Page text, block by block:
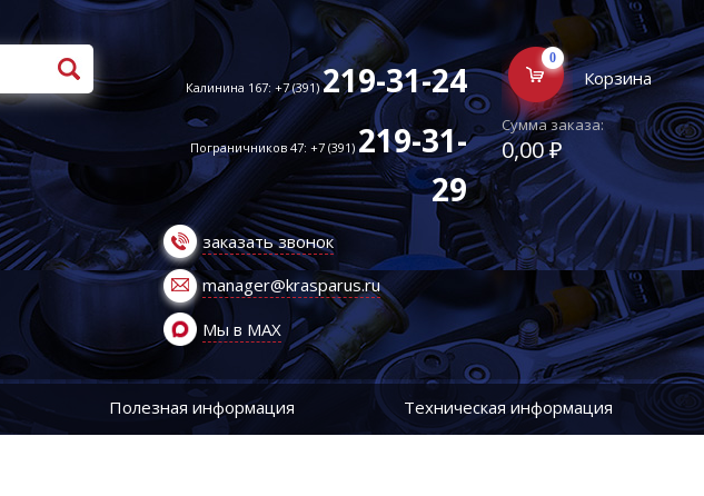
Калинина 167: +7 (391)219-31-24
Пограничников 47: +7 (391)219-31-
29
заказать звонок
manager@krasparus.ru
Мы в MAX
0
Корзина
Сумма заказа:
0,00 ₽
Полезная информация Техническая информация